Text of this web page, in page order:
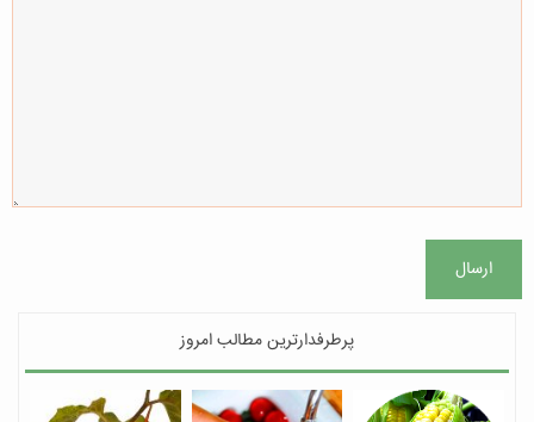
ارسال
پرطرفدارترین مطالب امروز